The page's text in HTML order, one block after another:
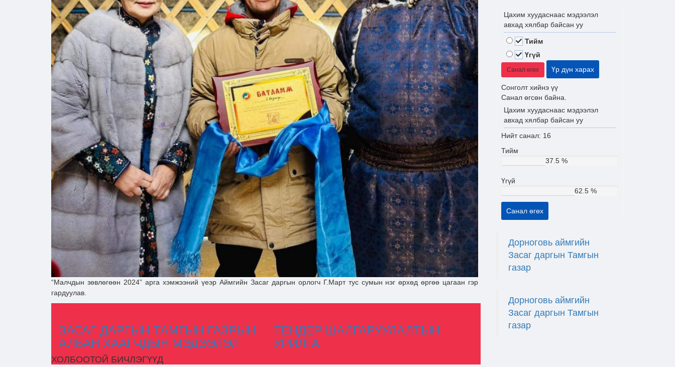
“Малчдын зөвлөгөөн 2024” арга хэмжээний үеэр Аймгийн Засаг даргын орлогч Г.Март тус сумын нэг өрхөд өргөө цагаан гэр
гардуулав.
ЗАСАГ ДАРГЫН ТАМГЫН ГАЗРЫН
АЛБАН ХААГЧДЫН МЭДЭЭЛЭЛ
ТЕНДЕР ШАЛГАРУУЛАЛТЫН
УРИЛГА
ХОЛБООТОЙ БИЧЛЭГҮҮД
Цахим хуудаснаас мэдээлэл
авхад хялбар байсан уу
Тийм
Үгүй
Санал өгөх Үр дүн харах
Сонголт хийнэ үү
Санал өгсөн байна.
Цахим хуудаснаас мэдээлэл
авхад хялбар байсан уу
Нийт санал: 16
Тийм
37.5 %
Үгүй
62.5 %
Санал өгөх
Дорноговь аймгийн
Засаг даргын Тамгын
газар
Дорноговь аймгийн
Засаг даргын Тамгын
газар